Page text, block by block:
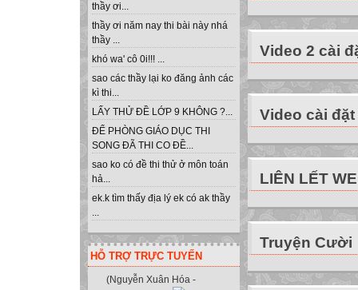
thầy ơi...
thầy ơi năm nay thi bài này nhá
thầy ...
khó wa' cô 0i!!! ...
sao các thầy lại ko đăng ảnh các
kì thi...
LẤY THỬ ĐỀ LỚP 9 KHÔNG ?...
ĐỂ PHÒNG GIÁO DỤC THI
SONG ĐÃ THI CO ĐỀ...
sao ko có đề thi thử ở môn toán
hả...
ek.k tìm thấy địa lý ek có ak thầy
...
HỖ TRỢ TRỰC TUYẾN
(Nguyễn Xuân Hóa -
Video 2 cài
Video cài đặt
LIÊN LẾT
Truyện Cười